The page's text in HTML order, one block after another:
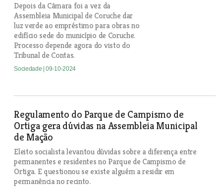
Depois da Câmara foi a vez da
Assembleia Municipal de Coruche dar
luz verde ao empréstimo para obras no
edifício sede do município de Coruche.
Processo depende agora do visto do
Tribunal de Contas.
Sociedade | 09-10-2024
Regulamento do Parque de Campismo de
Ortiga gera dúvidas na Assembleia Municipal
de Mação
Eleito socialista levantou dúvidas sobre a diferença entre
permanentes e residentes no Parque de Campismo de
Ortiga. E questionou se existe alguém a residir em
permanência no recinto.